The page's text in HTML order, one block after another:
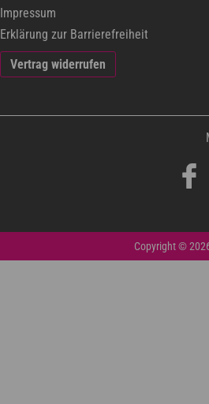
Impressum
Erklärung zur Barrierefreiheit
Vertrag widerrufen
Copyright ©